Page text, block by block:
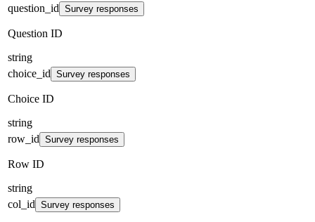
question_id Survey responses
Question ID
string
choice_id Survey responses
Choice ID
string
row_id Survey responses
Row ID
string
col_id Survey responses